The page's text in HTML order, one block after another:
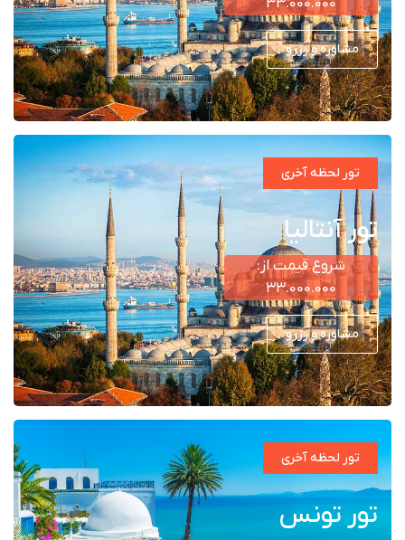
مشاوره و رزرو
تور لحظه آخری
تور آنتالیا
شروع قیمت از:
۳۳.000.000
مشاوره و رزرو
تور لحظه آخری
تور تونس